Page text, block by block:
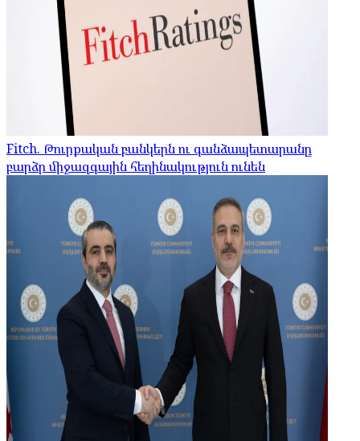
Fitch. Թուրքական բանկերն ու գանձապետարանը
բարձր միջազգային հեղինակություն ունեն